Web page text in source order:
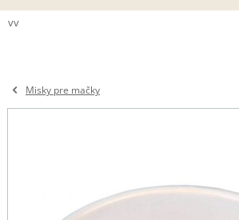
vv
Misky pre mačky